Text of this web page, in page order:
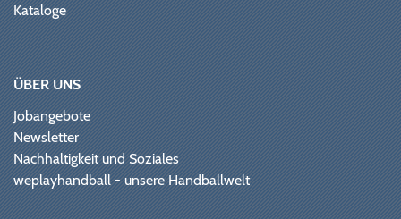
Kataloge
ÜBER UNS
Jobangebote
Newsletter
Nachhaltigkeit und Soziales
weplayhandball - unsere Handballwelt